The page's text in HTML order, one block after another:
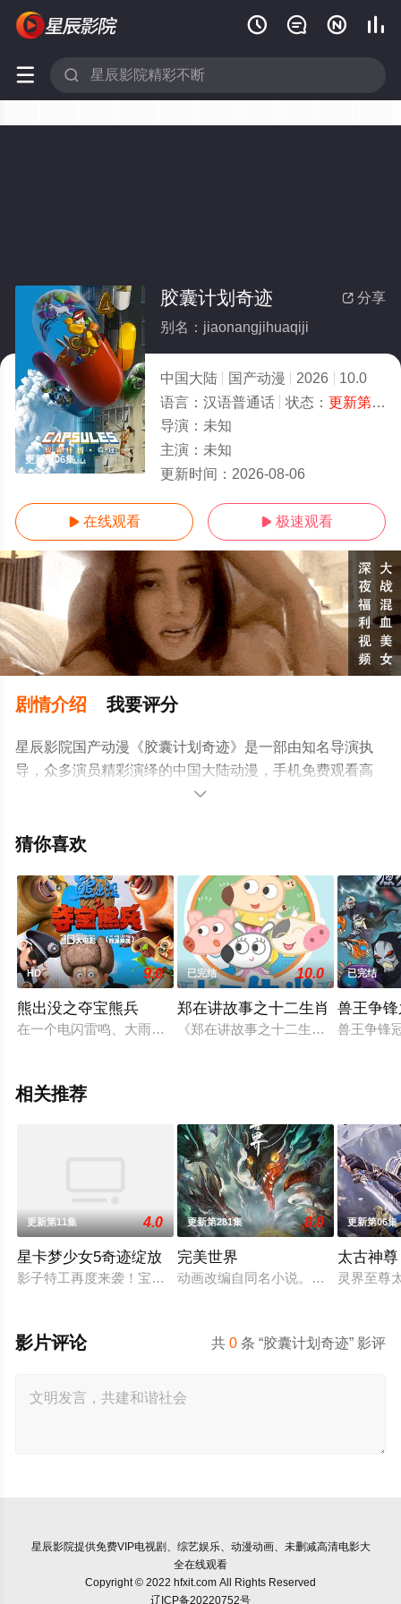
   
 
更新第06集
 分享
胶囊计划奇迹
别名：jiaonangjihuaqiji
中国大陆 国产动漫 2026
10.0
语言： 汉语普通话 状态： 更新第06集
导演： 未知
主演： 未知
更新时间： 2026-08-06
 在线观看  极速观看
剧情介绍 我要评分
星辰影院国产动漫《胶囊计划奇迹》是一部由知名导演执
导，众多演员精彩演绎的中国大陆动漫，手机免费观看高
清无删减完整版动漫全集就上星辰影视，更多相关信息可

猜你喜欢
HD 9.0
熊出没之夺宝熊兵
在一个电闪雷鸣、大雨瓢泼的夜晚，相貌凶恶的大马猴和二狗
已完结 10.0
郑在讲故事之十二生肖
《郑在讲故事之十二生肖》系列动
已完结
兽王争
兽王争锋
相关推荐
更新第11集 4.0
星卡梦少女5奇迹绽放
影子特工再度来袭！宝石族精灵竟然成了关键所在！东方桃子
更新第281集 8.0
完美世界
动画改编自同名小说。他为修道而生
更新第06集
太古神尊
灵界至尊
共0 条 “胶囊计划奇迹” 影评
影片评论
星辰影院提供免费VIP电视剧、综艺娱乐、动漫动画、未删减高清电影大
全在线观看
Copyright © 2022 hfxit.com All Rights Reserved
辽ICP备20220752号